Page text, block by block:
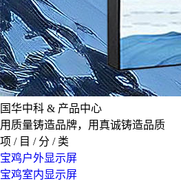
国华中科 & 产品中心
用质量铸造品牌，用真诚铸造品质
项 / 目 / 分 / 类
宝鸡户外显示屏
宝鸡室内显示屏